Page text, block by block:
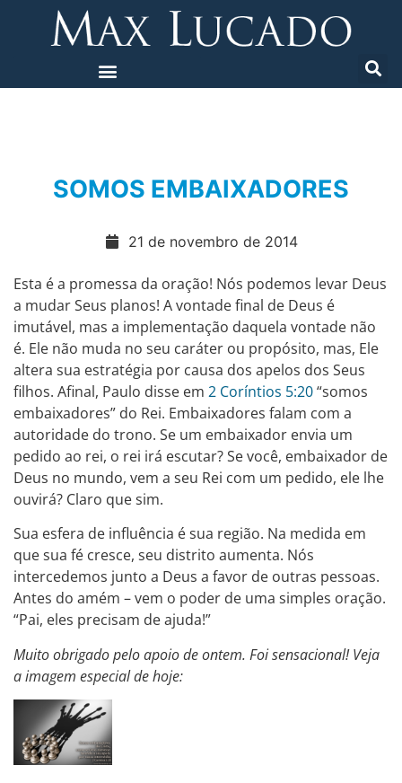
SOMOS EMBAIXADORES
21 de novembro de 2014
Esta é a promessa da oração! Nós podemos levar Deus
a mudar Seus planos! A vontade final de Deus é
imutável, mas a implementação daquela vontade não
é. Ele não muda no seu caráter ou propósito, mas, Ele
altera sua estratégia por causa dos apelos dos Seus
filhos. Afinal, Paulo disse em 2 Coríntios 5:20“somos
embaixadores” do Rei. Embaixadores falam com a
autoridade do trono. Se um embaixador envia um
pedido ao rei, o rei irá escutar? Se você, embaixador de
Deus no mundo, vem a seu Rei com um pedido, ele lhe
ouvirá? Claro que sim.
Sua esfera de influência é sua região. Na medida em
que sua fé cresce, seu distrito aumenta. Nós
intercedemos junto a Deus a favor de outras pessoas.
Antes do amém – vem o poder de uma simples oração.
“Pai, eles precisam de ajuda!”
Muito obrigado pelo apoio de ontem. Foi sensacional! Veja
a imagem especial de hoje: